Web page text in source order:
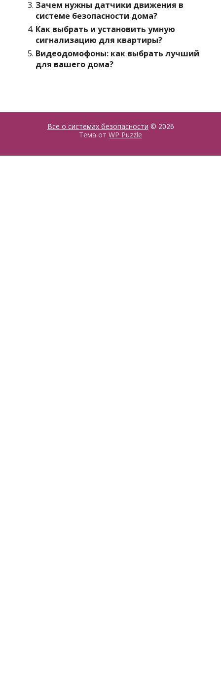
Зачем нужны датчики движения в
системе безопасности дома?
Как выбрать и установить умную
сигнализацию для квартиры?
Видеодомофоны: как выбрать лучший
для вашего дома?
Все о системах безопасности © 2026
Тема от WP Puzzle